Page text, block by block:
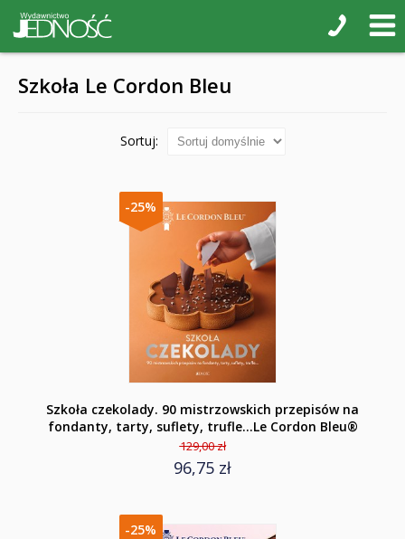
Szkoła Le Cordon Bleu
Sortuj:
-25%
Szkoła czekolady. 90 mistrzowskich przepisów na
fondanty, tarty, suflety, trufle…Le Cordon Bleu®
129,00 zł
96,75 zł
-25%